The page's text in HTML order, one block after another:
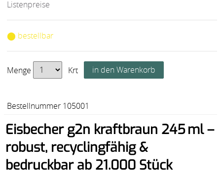
Listenpreise
⬤ bestellbar
Menge Krt
Bestellnummer 105001
Eisbecher g2n kraftbraun 245 ml –
robust, recyclingfähig &
bedruckbar ab 21.000 Stück